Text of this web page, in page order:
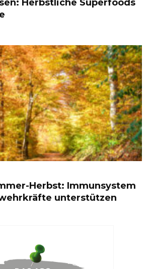
Herbstliche Superfoods
Herbst: Immunsystem
unterstützen